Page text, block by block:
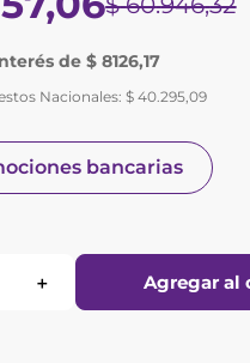
de $ 8126,17
Nacionales:$ 40.295,09
bancarias
＋ Agregar al